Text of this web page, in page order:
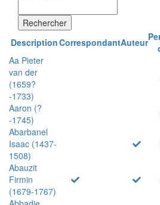
Rechercher
DescriptionCorrespondantAuteur
Aa Pieter
van der
(1659?
-1733)
Aaron (?
-1745)
Abarbanel
Isaac (1437-
1508)
Abauzit
Firmin
(1679-1767)